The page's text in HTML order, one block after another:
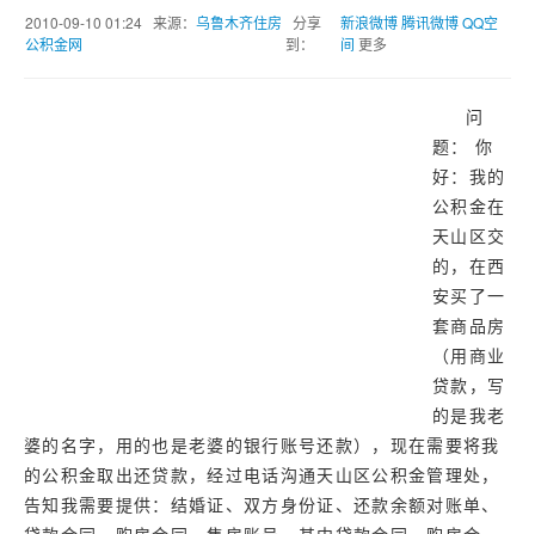
杭州
2010-09-10 01:24 来源： 乌鲁木齐住房
公积金网
分享
到：
新浪微博腾讯微博QQ空
间 更多
问
题： 你
好：我的
公积金在
天山区交
的，在西
安买了一
套商品房
（用商业
贷款，写
的是我老
婆的名字，用的也是老婆的银行账号还款），现在需要将我
的公积金取出还贷款，经过电话沟通天山区公积金管理处，
告知我需要提供：结婚证、双方身份证、还款余额对账单、